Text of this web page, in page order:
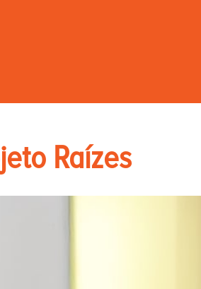
Raízes